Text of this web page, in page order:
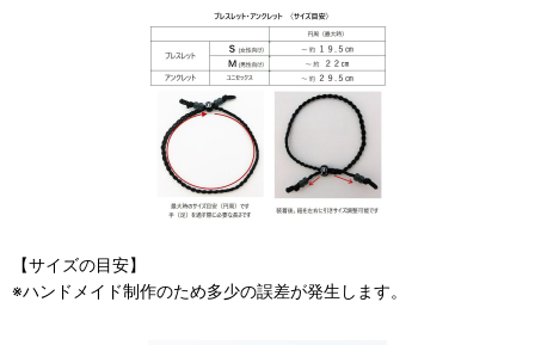
【サイズの目安】
※ハンドメイド制作のため多少の誤差が発生します。